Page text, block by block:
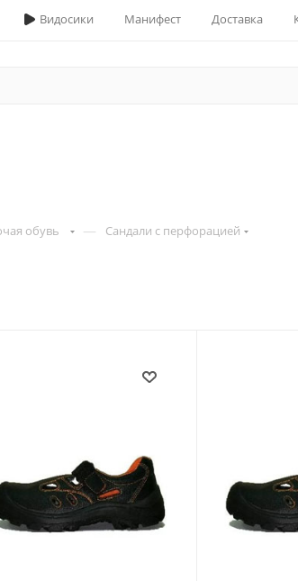
Видосики Манифест Доставка
обувь — Сандали с перфорацией